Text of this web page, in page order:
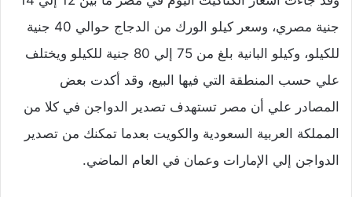
جنية مصري، وسعر كيلو الورك من الدجاج حوالي 40 جنية
للكيلو، وكيلو البانية بلغ من 75 إلي 80 جنية للكيلو ويختلف
علي حسب المنطقة التي فيها البيع، وقد أكدت بعض
المصادر علي أن مصر تستهدف تصدير الدواجن في كلا من
المملكة العربية السعودية والكويت بعدما تمكنك من تصدير
الدواجن إلي الإمارات وعمان في العام الماضي.